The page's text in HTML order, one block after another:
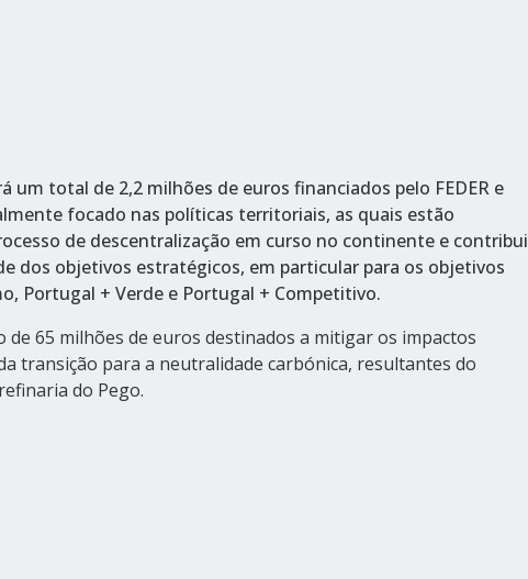
um total de 2,2 milhões de euros financiados pelo FEDER e
focado nas políticas territoriais, as quais estão
de descentralização em curso no continente e contribui
dos objetivos estratégicos, em particular para os objetivos
Portugal + Verde e Portugal + Competitivo.
de 65 milhões de euros destinados a mitigar os impactos
transição para a neutralidade carbónica, resultantes do
do Pego.